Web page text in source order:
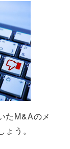
たM&Aのメ
う。